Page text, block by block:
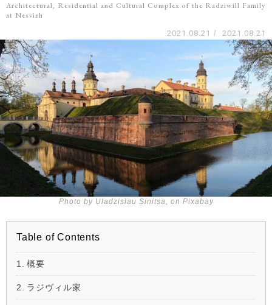
Architectural, Residential and Cultural Complex of the Radziwill Family
at Nesvizh
2021.08.21 / 2021.08.21
Photo by Uladzislau Sinitsa, on Pixabay
Table of Contents
概要
ラジヴィル家